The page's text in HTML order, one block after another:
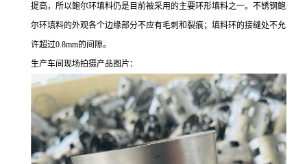
提高，所以鲍尔环填料仍是目前被采用的主要环形填料之一。不锈钢鲍
尔环填料的外观各个边缘部分不应有毛刺和裂痕；填料环的接缝处不允
许超过0.8mm的间隙。
生产车间现场拍摄产品图片：